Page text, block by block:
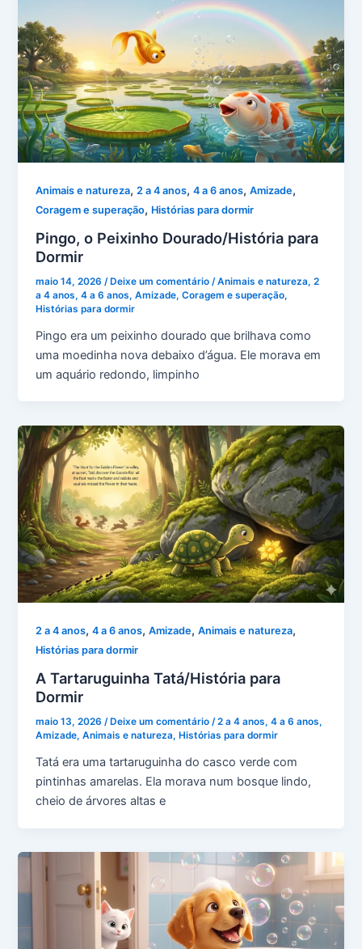
Animais e natureza,2 a 4 anos,4 a 6 anos,Amizade,
Coragem e superação, Histórias para dormir
Pingo, o Peixinho Dourado/História para
Dormir
maio 14, 2026 /Deixe um comentário /Animais e natureza,2
a 4 anos,4 a 6 anos,Amizade,Coragem e superação,
Histórias para dormir
Pingo era um peixinho dourado que brilhava como
uma moedinha nova debaixo d’água. Ele morava em
um aquário redondo, limpinho
2 a 4 anos,4 a 6 anos,Amizade,Animais e natureza,
Histórias para dormir
A Tartaruguinha Tatá/História para
Dormir
maio 13, 2026/ Deixe um comentário /2 a 4 anos,4 a 6 anos,
Amizade,Animais e natureza, Histórias para dormir
Tatá era uma tartaruguinha do casco verde com
pintinhas amarelas. Ela morava num bosque lindo,
cheio de árvores altas e